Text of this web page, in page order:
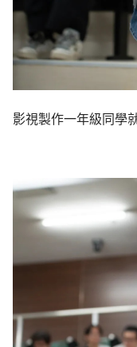
影視製作一年級同學